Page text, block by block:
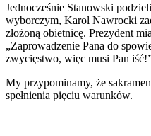
Jednocześnie Stanowski
wyborczym, Karol Nawrocki
złożoną obietnicę. Prezydent
„Zaprowadzenie Pana do
zwycięstwo, więc musi Pan
My przypominamy, że
spełnienia pięciu warunków.